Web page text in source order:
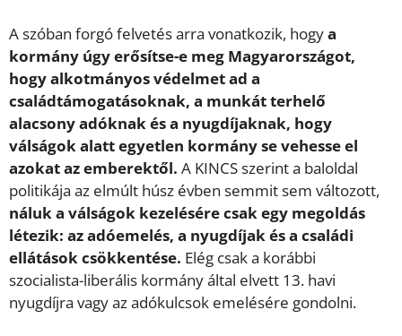
A szóban forgó felvetés arra vonatkozik, hogya
kormány úgy erősítse-e meg Magyarországot,
hogy alkotmányos védelmet ad a
családtámogatásoknak, a munkát terhelő
alacsony adóknak és a nyugdíjaknak, hogy
válságok alatt egyetlen kormány se vehesse el
azokat az emberektől. A KINCS szerint a baloldal
politikája az elmúlt húsz évben semmit sem változott,
náluk a válságok kezelésére csak egy megoldás
létezik: az adóemelés, a nyugdíjak és a családi
ellátások csökkentése. Elég csak a korábbi
szocialista-liberális kormány által elvett 13. havi
nyugdíjra vagy az adókulcsok emelésére gondolni.